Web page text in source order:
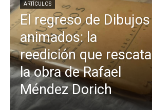
ARTÍCULOS
El regreso de Dibujos
animados: la
reedición que rescata
la obra de Rafael
Méndez Dorich